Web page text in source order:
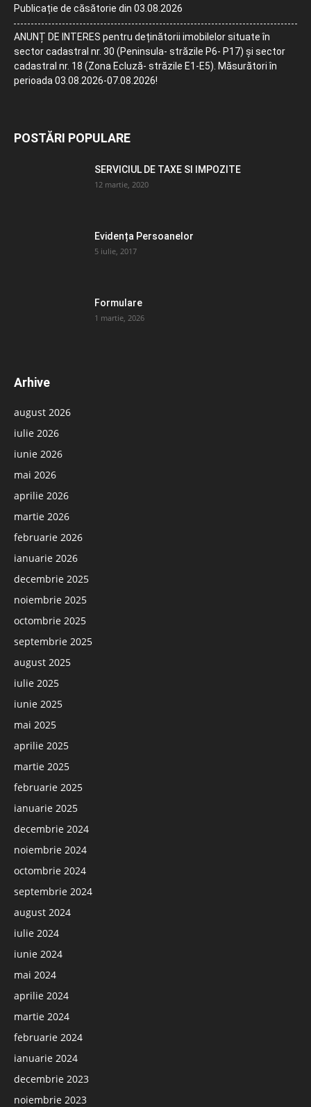
Publicație de căsătorie din 03.08.2026
ANUNȚ DE INTERES pentru deținătorii imobilelor situate în
sector cadastral nr. 30 (Peninsula- străzile P6- P17) și sector
cadastral nr. 18 (Zona Ecluză- străzile E1-E5). Măsurători în
perioada 03.08.2026-07.08.2026!
POSTĂRI POPULARE
SERVICIUL DE TAXE SI IMPOZITE
12 martie, 2020
Evidența Persoanelor
5 iulie, 2017
Formulare
1 martie, 2026
Arhive
august 2026
iulie 2026
iunie 2026
mai 2026
aprilie 2026
martie 2026
februarie 2026
ianuarie 2026
decembrie 2025
noiembrie 2025
octombrie 2025
septembrie 2025
august 2025
iulie 2025
iunie 2025
mai 2025
aprilie 2025
martie 2025
februarie 2025
ianuarie 2025
decembrie 2024
noiembrie 2024
octombrie 2024
septembrie 2024
august 2024
iulie 2024
iunie 2024
mai 2024
aprilie 2024
martie 2024
februarie 2024
ianuarie 2024
decembrie 2023
noiembrie 2023